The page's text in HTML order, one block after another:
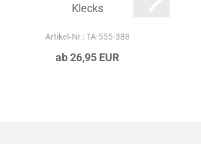
Klecks
Artikel‑Nr.: TA-555-388
ab 26,95 EUR